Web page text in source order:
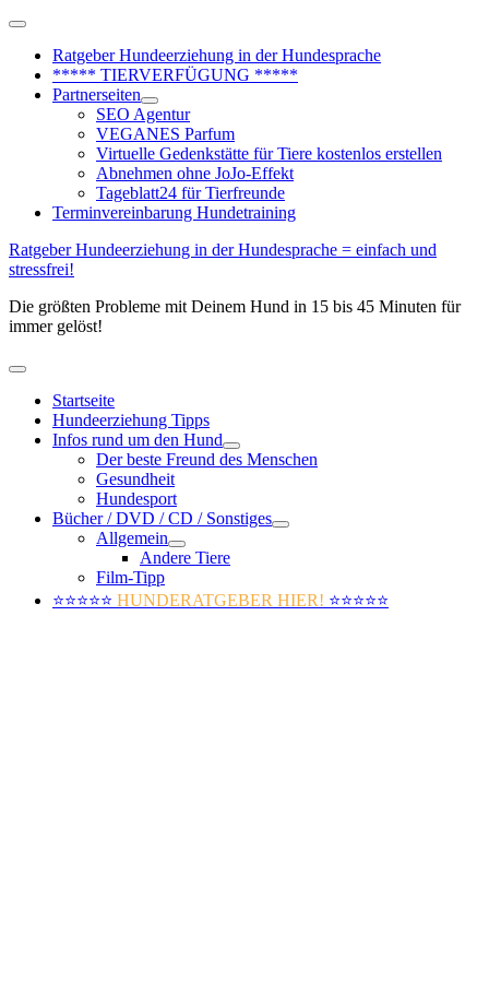
Zum
springen
Above
HeaderRatgeber Hundeerziehung in der Hundesprache
***** TIERVERFÜGUNG *****
Partnerseiten
SEO Agentur
VEGANES Parfum
Virtuelle Gedenkstätte für Tiere kostenlos erstellen
Abnehmen ohne JoJo-Effekt
Tageblatt24 für Tierfreunde
Terminvereinbarung Hundetraining
Ratgeber Hundeerziehung in der Hundesprache = einfach und
stressfrei!
Die größten Probleme mit Deinem Hund in 15 bis 45 Minuten für
immer gelöst!
Hauptmenü
Startseite
Hundeerziehung Tipps
Infos rund um den Hund
Der beste Freund des Menschen
Gesundheit
Hundesport
Bücher / DVD / CD / Sonstiges
Allgemein
Andere Tiere
Film-Tipp
⭐⭐⭐⭐⭐ HUNDERATGEBER HIER! ⭐⭐⭐⭐⭐